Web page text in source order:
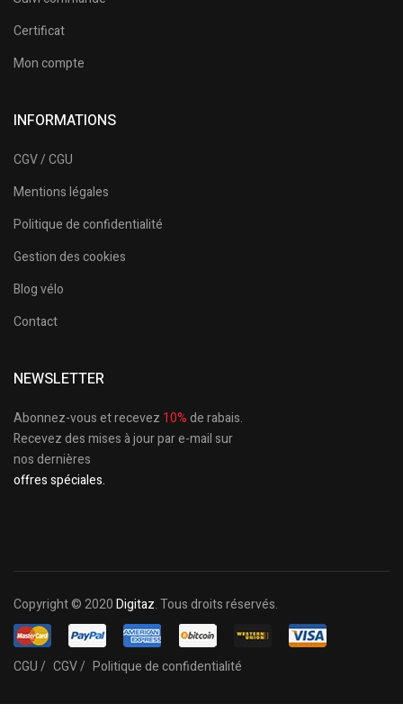
Certificat
Mon compte
INFORMATIONS
CGV / CGU
Mentions légales
Politique de confidentialité
Gestion des cookies
Blog vélo
Contact
NEWSLETTER
Abonnez-vous et recevez 10%de rabais.
Recevez des mises à jour par e-mail sur
nos dernières
offres spéciales.
Copyright © 2020Digitaz. Tous droits réservés.
CGU / CGV / Politique de confidentialité